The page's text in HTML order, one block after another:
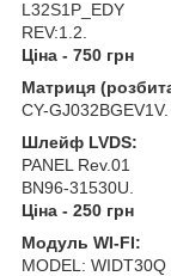
L32S1P_EDY
REV:1.2.
Ціна - 750 грн
Матриця
CY-GJ032BGEV1V.
Шлейф LVDS:
PANEL Rev.01
BN96-31530U.
Ціна - 250 грн
Модуль WI-FI:
MODEL: WIDT30Q